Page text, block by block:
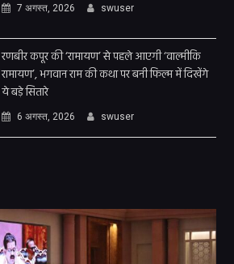
7 अगस्त, 2026 swuser
रणबीर कपूर की ‘रामायण’ से पहले आएगी ‘वाल्मीकि
रामायण’, भगवान राम की कथा पर बनी फिल्म में दिखेंगे
ये बड़े सितारे
6 अगस्त, 2026 swuser